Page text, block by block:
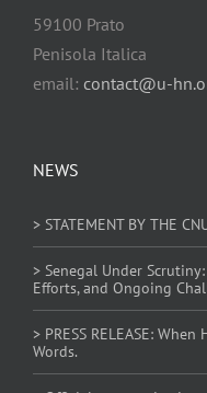
NEWS
> STATEMENT BY THE
> Senegal Under
Efforts, and Ongoing
> PRESS RELEASE:
Words.
59100 Prato
Penisola Italica
email: contact@u-